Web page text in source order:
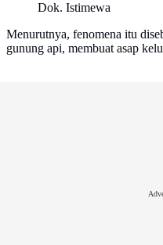
Dok. Istimewa
Menurutnya, fenomena itu
gunung api, membuat asap